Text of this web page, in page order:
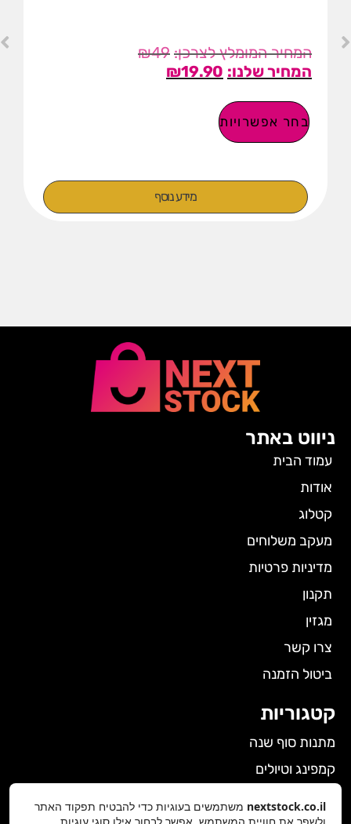
₪49
₪19.90
בחר אפשרויות
מידע נוסף
ניווט באתר
עמוד הבית
אודות
קטלוג
מעקב משלוחים
מדיניות פרטיות
תקנון
מגזין
צרו קשר
ביטול הזמנה
קטגוריות
מתנות סוף שנה
קמפינג וטיולים
nextstock.co.il משתמשים בעוגיות כדי להבטיח תפקוד האתר